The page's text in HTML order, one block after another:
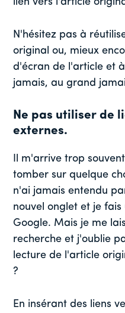
N'hésitez pas à
original ou, mieux
d'écran de l'article et
jamais, au grand
Ne pas utiliser de
externes.
Il m'arrive trop
tomber sur quelque
n'ai jamais entendu
nouvel onglet et je
Google. Mais je me
recherche et j'oublie
lecture de l'article
?
En insérant des liens